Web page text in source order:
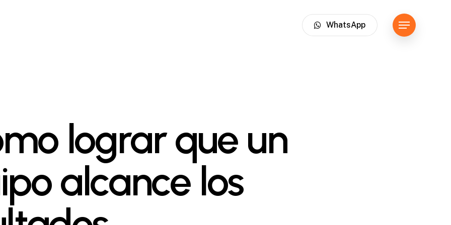
WhatsApp Menu
lograr que un
alcance los